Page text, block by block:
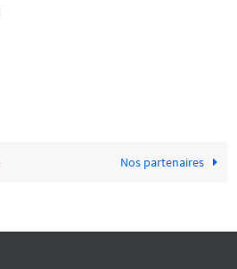
Nos partenaires